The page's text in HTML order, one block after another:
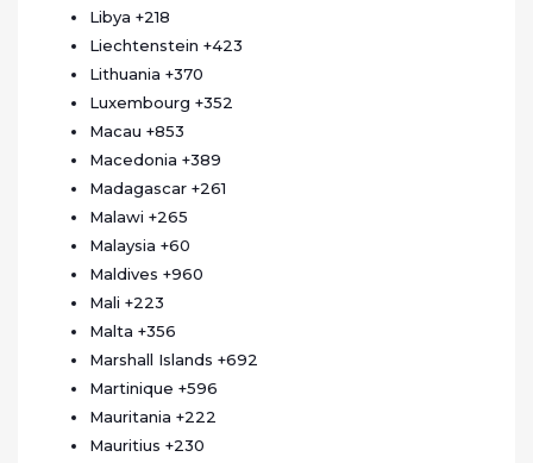
Libya +218
Liechtenstein +423
Lithuania +370
Luxembourg +352
Macau +853
Macedonia +389
Madagascar +261
Malawi +265
Malaysia +60
Maldives +960
Mali +223
Malta +356
Marshall Islands +692
Martinique +596
Mauritania +222
Mauritius +230